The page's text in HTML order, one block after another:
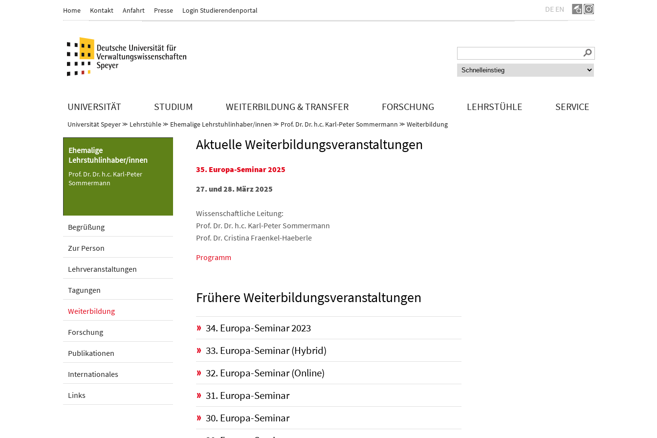
Home Kontakt Anfahrt Presse Login Studierendenportal DE EN
UNIVERSITÄT STUDIUM WEITERBILDUNG & TRANSFER FORSCHUNG LEHRSTÜHLE SERVICE
Universität Speyer⪼ Lehrstühle⪼ Ehemalige Lehrstuhlinhaber/innen ⪼ Prof. Dr. Dr. h.c. Karl-Peter Sommermann ⪼ Weiterbildung
Ehemalige
Lehrstuhlinhaber/innen
Prof. Dr. Dr. h.c. Karl-Peter
Sommermann
Begrüßung
Zur Person
Lehrveranstaltungen
Tagungen
Weiterbildung
Forschung
Publikationen
Internationales
Links
Aktuelle Weiterbildungsveranstaltungen
35. Europa-Seminar 2025
27. und 28. März 2025
Wissenschaftliche Leitung:
Prof. Dr. Dr. h.c. Karl-Peter Sommermann
Prof. Dr. Cristina Fraenkel-Haeberle
Programm
Frühere Weiterbildungsveranstaltungen
34. Europa-Seminar 2023
33. Europa-Seminar (Hybrid)
32. Europa-Seminar (Online)
31. Europa-Seminar
30. Europa-Seminar